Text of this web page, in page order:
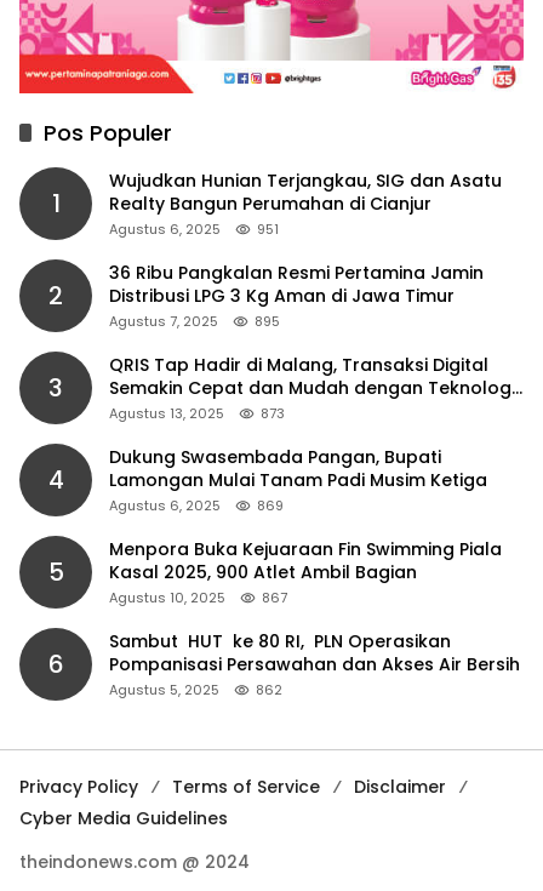
Pos Populer
1
Wujudkan Hunian Terjangkau, SIG dan Asatu
Realty Bangun Perumahan di Cianjur
Agustus 6, 2025 951
2
36 Ribu Pangkalan Resmi Pertamina Jamin
Distribusi LPG 3 Kg Aman di Jawa Timur
Agustus 7, 2025 895
3
QRIS Tap Hadir di Malang, Transaksi Digital
Semakin Cepat dan Mudah dengan Teknologi
NFC
Agustus 13, 2025 873
4
Dukung Swasembada Pangan, Bupati
Lamongan Mulai Tanam Padi Musim Ketiga
Agustus 6, 2025 869
5
Menpora Buka Kejuaraan Fin Swimming Piala
Kasal 2025, 900 Atlet Ambil Bagian
Agustus 10, 2025 867
6
Sambut HUT ke 80 RI, PLN Operasikan
Pompanisasi Persawahan dan Akses Air Bersih
Agustus 5, 2025 862
Privacy Policy Terms of Service
Disclaimer
Cyber Media Guidelines
theindonews.com @ 2024